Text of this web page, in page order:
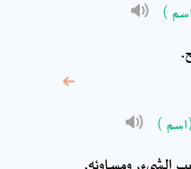
)
)
الشيء، ومساوئه.